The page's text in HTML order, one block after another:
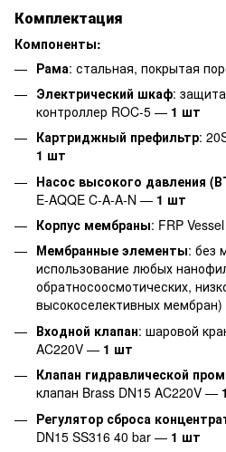
Комплектация
Компоненты:
Рама: стальная, покрытая
Электрический шкаф:
контроллер ROC-5 — 1 шт
Картриджный префильтр:
1 шт
Насос высокого давления
E-AQQE C-A-A-N — 1 шт
Корпус мембраны: FRP
Мембранные элементы: без
использование любых
обратносоосмотических,
высокоселективных мембран)
Входной клапан: шаровой
AC220V — 1 шт
Клапан гидравлической
клапан Brass DN15 AC220V —
Регулятор сброса
DN15 SS316 40 bar — 1 шт